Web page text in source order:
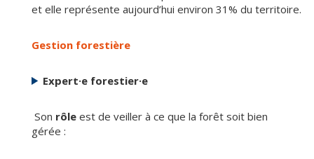
et elle représente aujourd’hui environ 31% du territoire.
Gestion forestière
Expert·e forestier·e
Son rôle est de veiller à ce que la forêt soit bien
gérée :